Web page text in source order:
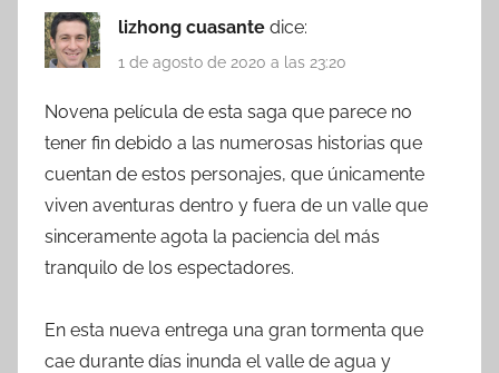
lizhong cuasante dice:
1 de agosto de 2020 a las 23:20
Novena película de esta saga que parece no
tener fin debido a las numerosas historias que
cuentan de estos personajes, que únicamente
viven aventuras dentro y fuera de un valle que
sinceramente agota la paciencia del más
tranquilo de los espectadores.
En esta nueva entrega una gran tormenta que
cae durante días inunda el valle de agua y